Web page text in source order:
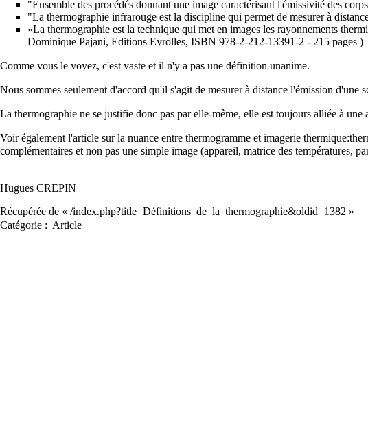
"Ensemble des procédés donnant une image caractérisant l'émissivité des
"La thermographie infrarouge est la discipline qui permet de mesurer à
«La thermographie est la technique qui met en images les rayonnements
Dominique Pajani, Editions Eyrolles, ISBN 978-2-212-13391-2 - 215 pages )
Comme vous le voyez, c'est vaste et il n'y a pas une définition unanime.
Nous sommes seulement d'accord qu'il s'agit de mesurer à distance l'émission d'une
La thermographie ne se justifie donc pas par elle-même, elle est toujours alliée à
Voir également l'article sur la nuance entre thermogramme et imagerie thermique:
complémentaires et non pas une simple image (appareil, matrice des températures,
Hugues CREPIN
Récupérée de « /index.php?title=Définitions_de_la_thermographie&oldid=1382 »
Catégorie : Article